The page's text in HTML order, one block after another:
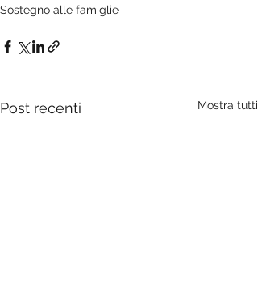
Sostegno alle famiglie
Post recenti Mostra tutti